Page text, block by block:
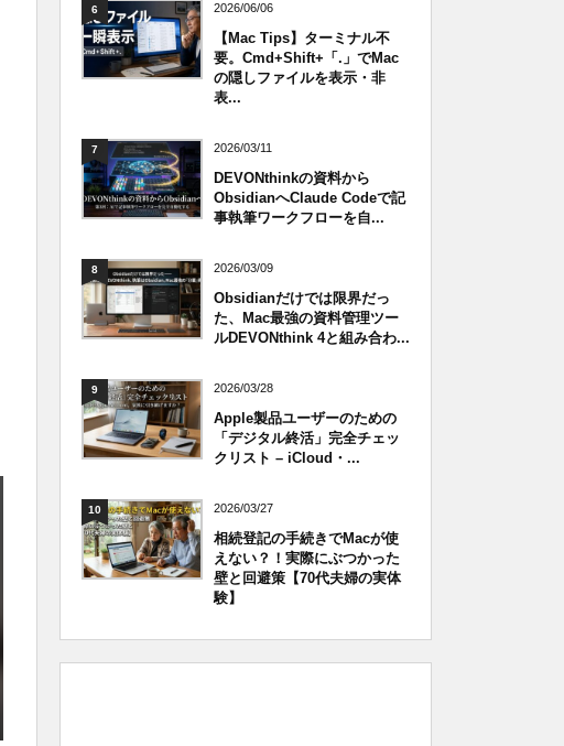
6 2026/06/06
【Mac Tips】ターミナル不
要。Cmd+Shift+「.」でMac
の隠しファイルを表示・非
表...
7 2026/03/11
DEVONthinkの資料から
ObsidianへClaude Codeで記
事執筆ワークフローを自...
8 2026/03/09
Obsidianだけでは限界だっ
た、Mac最強の資料管理ツー
ルDEVONthink 4と組み合わ...
9 2026/03/28
Apple製品ユーザーのための
「デジタル終活」完全チェッ
クリスト – iCloud・...
10 2026/03/27
相続登記の手続きでMacが使
えない？！実際にぶつかった
壁と回避策【70代夫婦の実体
験】